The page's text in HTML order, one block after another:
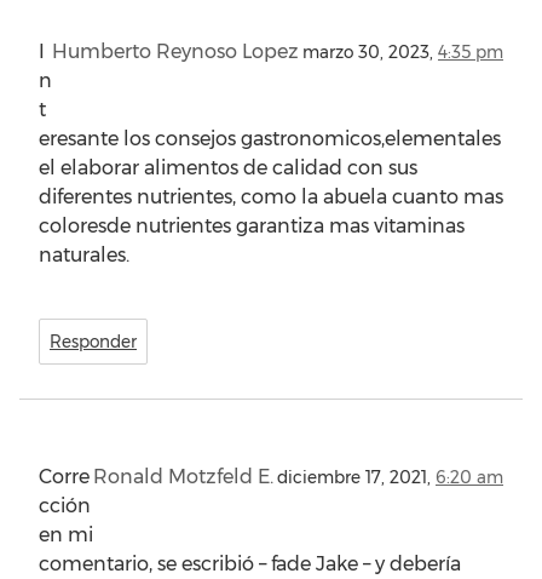
Humberto Reynoso Lopez marzo 30, 2023, 4:35 pm
I
n
t
eresante los consejos gastronomicos,elementales
el elaborar alimentos de calidad con sus
diferentes nutrientes, como la abuela cuanto mas
coloresde nutrientes garantiza mas vitaminas
naturales.
Responder
Ronald Motzfeld E. diciembre 17, 2021, 6:20 am
Corre
cción
en mi
comentario, se escribió – fade Jake – y debería